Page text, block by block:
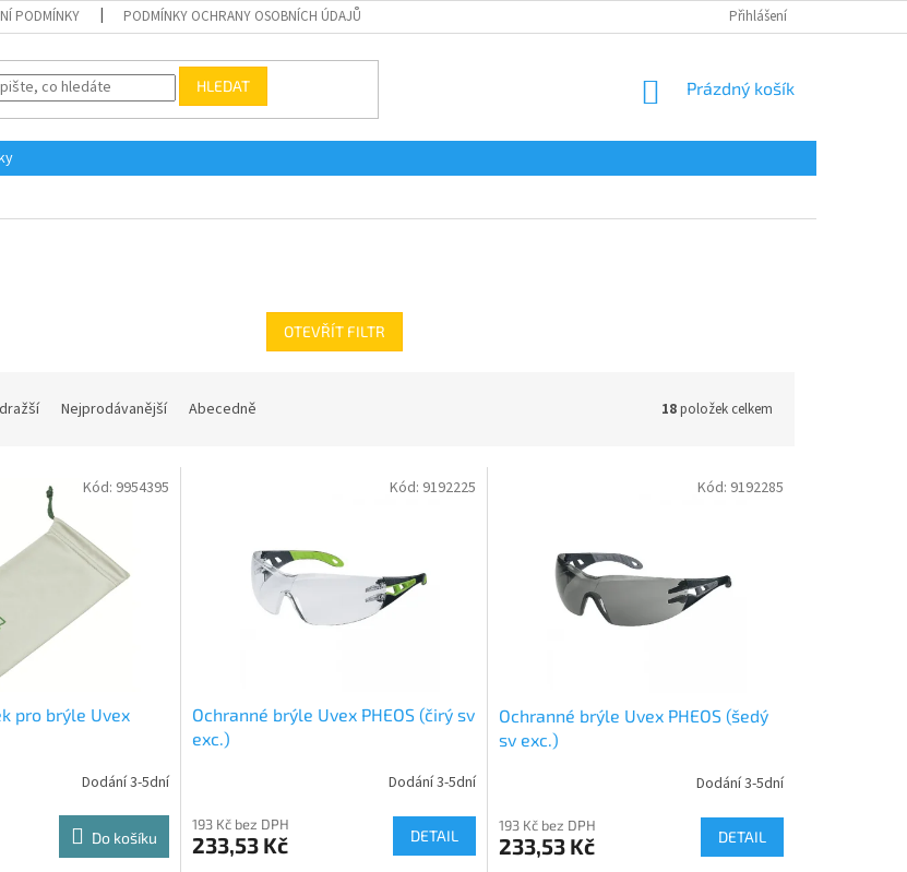
PODMÍNKY PODMÍNKY OCHRANY OSOBNÍCH ÚDAJŮ Přihlášení
HLEDAT
NÁKUPNÍ
Prázdný košík
OTEVŘÍT FILTR
Nejprodávanější Abecedně 18položek celkem
pro brýle Uvex
Dodání 3-5dní
Do košíku
Kód: 9954395
Ochranné brýle Uvex PHEOS (čirý sv
exc.)
Dodání 3-5dní
193 Kč bez DPH
233,53 Kč DETAIL
Kód: 9192225
Ochranné brýle Uvex PHEOS (šedý
sv exc.)
Dodání 3-5dní
193 Kč bez DPH
233,53 Kč DETAIL
Kód: 9192285